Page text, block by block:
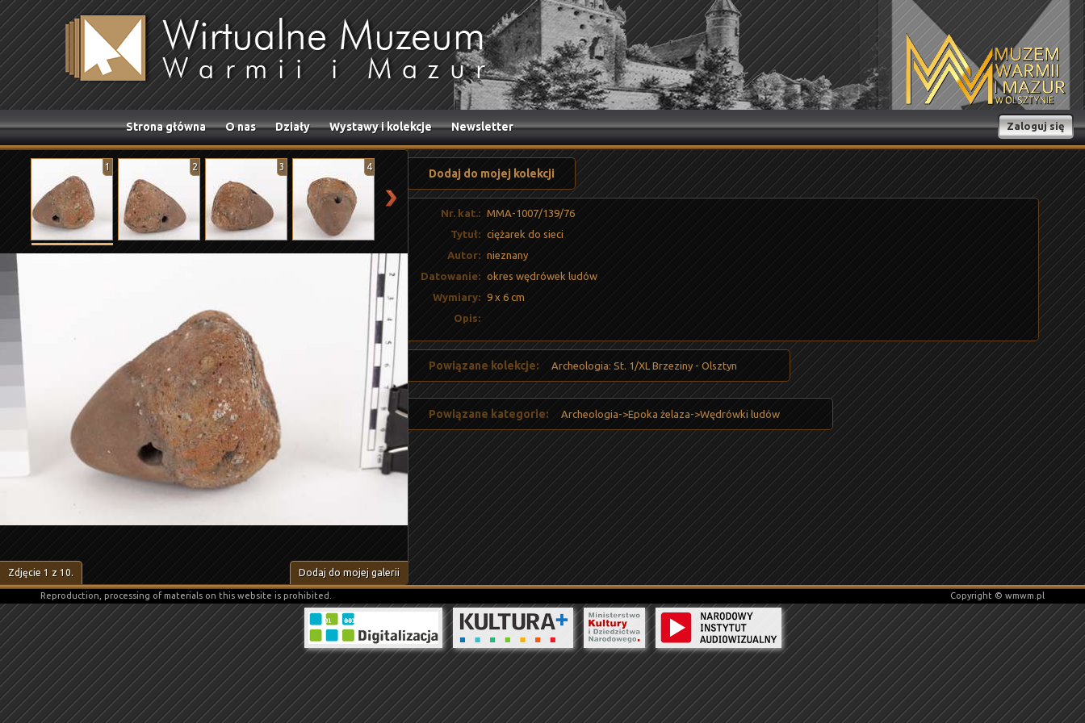
Strona główna O nas Działy Wystawy i kolekcje Newsletter Zaloguj się
1 2 3 4 5 8 9 10
Dodaj do mojej galerii
Zdjęcie 1 z 10.
Dodaj do mojej kolekcji
Nr. kat.: MMA-1007/139/76
Tytuł: ciężarek do sieci
Autor: nieznany
Datowanie: okres wędrówek ludów
Wymiary: 9 x 6 cm
Opis:
Powiązane kolekcje: Archeologia: St. 1/XL Brzeziny - Olsztyn
Powiązane kategorie: Archeologia->Epoka żelaza->Wędrówki ludów
Reproduction, processing of materials on this website is prohibited. Copyright © wmwm.pl